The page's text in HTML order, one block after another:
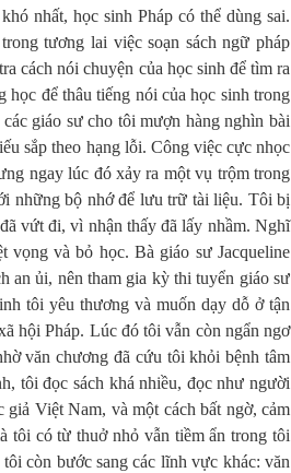
nhất, học sinh Pháp có thể dùng sai.
tương lai việc soạn sách ngữ pháp
cách nói chuyện của học sinh để tìm ra
để thâu tiếng nói của học sinh trong
giáo sư cho tôi mượn hàng nghìn bài
sắp theo hạng lỗi. Công việc cực nhọc
ngay lúc đó xảy ra một vụ trộm trong
những bộ nhớ để lưu trữ tài liệu. Tôi bị
vứt đi, vì nhận thấy đã lấy nhầm. Nghĩ
vọng và bỏ học. Bà giáo sư Jacqueline
an ủi, nên tham gia kỳ thi tuyển giáo sư
tôi yêu thương và muốn dạy dỗ ở tận
hội Pháp. Lúc đó tôi vẫn còn ngẩn ngơ
văn chương đã cứu tôi khỏi bệnh tâm
tôi đọc sách khá nhiều, đọc như người
giả Việt Nam, và một cách bất ngờ, cảm
tôi có từ thuở nhỏ vẫn tiềm ẩn trong tôi
còn bước sang các lĩnh vực khác: văn